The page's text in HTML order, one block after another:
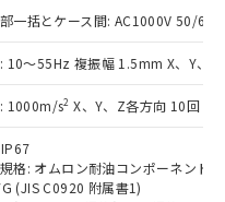
一括とケース間: AC1000V 50/
10～55Hz 複振幅 1.5mm X、Y、Z
1000m/s2 X、Y、Z各方向 10回
格: オムロン耐油コンポーネント
(JIS C0920 附属書1)
時点での社内デー
るものであり、閲
際の在庫および標
合があることをご
はお客様担当のオ
店・当社販売員に
、ポリ臭化ビフェニル
ジフェニルエーテル類
ビス(2-エチルヘキシ
以下、フタル酸ブチ
、フタル酸ジブチル
酸ジイソブチル
よび制御機器に対する
、 Cd(カドミウ
PBBs(ポリ臭化ビフェ
臭化ジフェニルエーテ
、 DIBP(フタル酸ジ
タル酸ブチルベンジ
という）を輸出
する場合は、日本
たは役務取引許
必要な手続きを
棄する場合は、完
法に輸出されな
講じます。
核兵器、ミサイ
庫あり
ないが在庫あり